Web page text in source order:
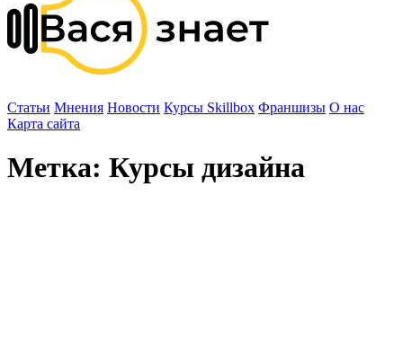
Статьи Мнения Новости Курсы Skillbox Франшизы О нас
Карта сайта
Метка: Курсы дизайна